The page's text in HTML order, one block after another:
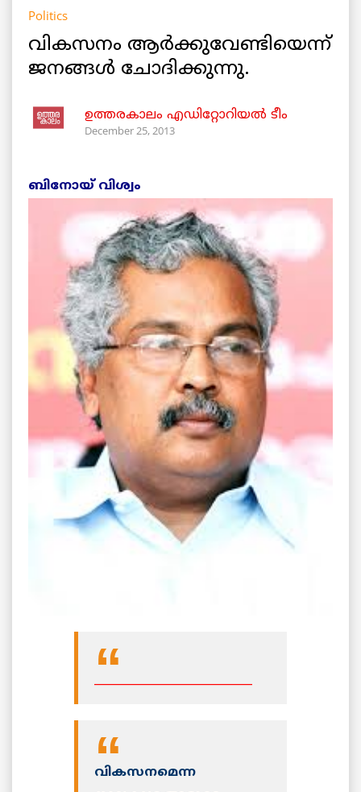
Politics
വികസനം ആര്‍ക്കുവേണ്ടിയെന്ന്
ജനങ്ങള്‍ ചോദിക്കുന്നു.
ഉത്തരകാലം എഡിറ്റോറിയല്‍ ടീം
December 25, 2013
ബിനോയ്‌ വിശ്വം
വികസനമെന്ന